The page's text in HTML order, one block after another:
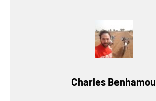
Charles Benhamou